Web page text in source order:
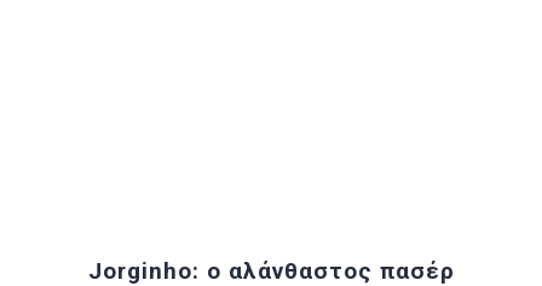
Jorginho: ο αλάνθαστος πασέρ